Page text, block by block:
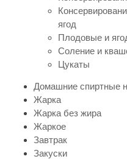
ягод
Плодовые и
Соление и
Цукаты
Домашние спиртные
Жарка
Жарка без жира
Жаркое
Завтрак
Закуски